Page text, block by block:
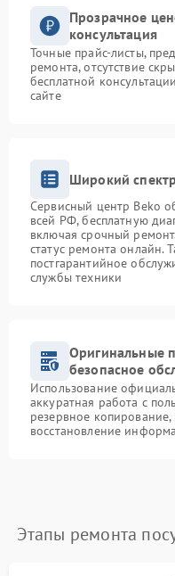
Прозрачное
консультация
Точные прайс-листы,
ремонта, отсутствие
бесплатной
сайте
Широкий
Сервисный центр Beko
всей РФ, бесплатную
включая срочный
статус ремонта онлайн.
постгарантийное
службы техники
Оригинальные
безопасное
Использование
аккуратная работа с
резервное
восстановление
Этапы ремонта